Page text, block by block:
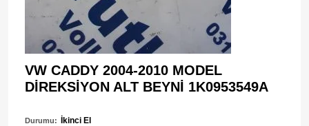
VW CADDY 2004-2010 MODEL
DİREKSİYON ALT BEYNİ 1K0953549A
Durumu: İkinci El